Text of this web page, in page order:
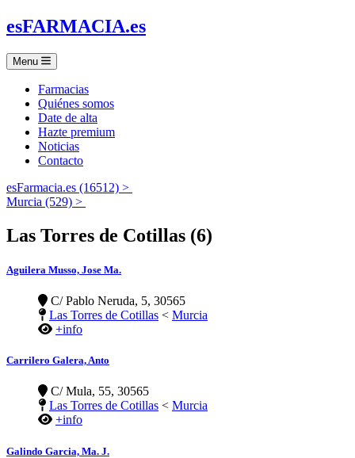
esFARMACIA.es
Menu
Farmacias
Quiénes somos
Date de alta
Hazte premium
Noticias
Contacto
esFarmacia.es (16512) >
Murcia (529) >
Las Torres de Cotillas (6)
Aguilera Musso, Jose Ma.
C/ Pablo Neruda, 5, 30565
Las Torres de Cotillas < Murcia
+info
Carrilero Galera, Anto
C/ Mula, 55, 30565
Las Torres de Cotillas < Murcia
+info
Galindo Garcia, Ma. J.